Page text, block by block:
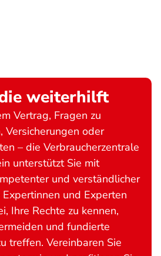
weiterhilft
Vertrag, Fragen zu
Versicherungen oder
– die Verbraucherzentrale
unterstützt Sie mit
und verständlicher
und Experten
Ihre Rechte zu kennen,
und fundierte
treffen. Vereinbaren Sie